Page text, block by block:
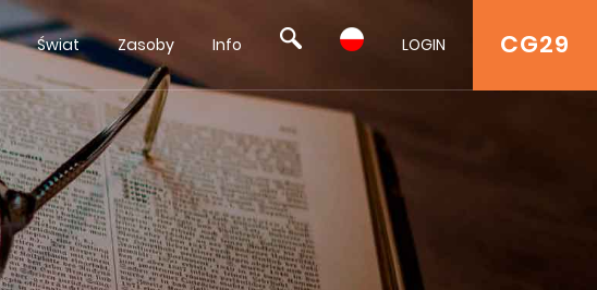
CG29
Świat Zasoby Info LOGIN